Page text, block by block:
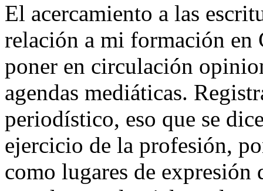
El acercamiento a las
relación a mi formación en
poner en circulación
agendas mediáticas.
periodístico, eso que se
ejercicio de la profesión,
como lugares de expresión